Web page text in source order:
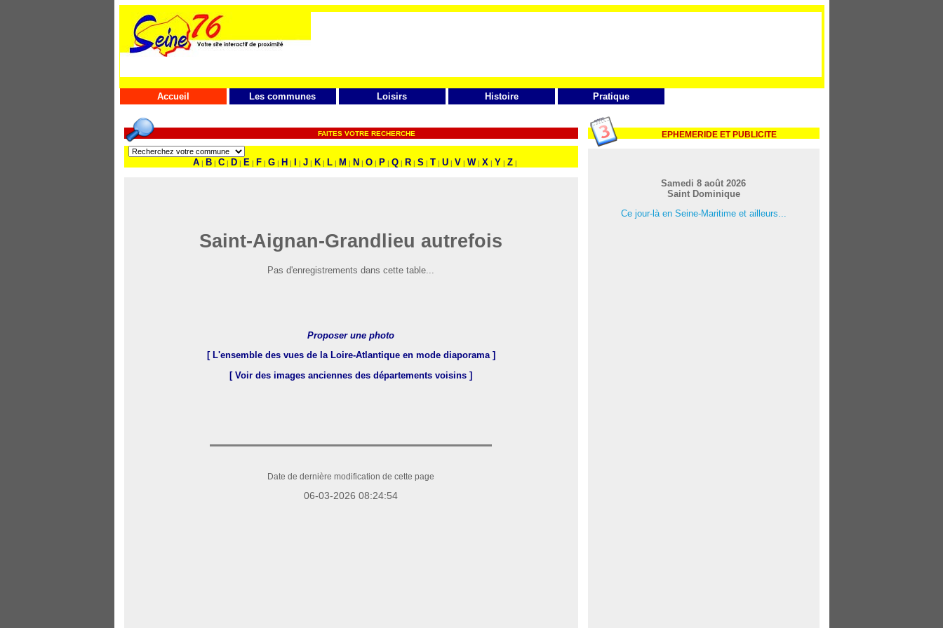
Accueil Les communes Loisirs Histoire Pratique
FAITES VOTRE RECHERCHE
A | B | C | D | E | F | G | H | | J | K | L | M | N | O | P | Q | R | S | T | U | V | W | X | Y | Z |
Saint-Aignan-Grandlieu autrefois
Pas d'enregistrements dans cette table...
Proposer une photo
[ L'ensemble des vues de la Loire-Atlantique en mode diaporama ]
[ Voir des images anciennes des départements voisins ]
Date de dernière modification de cette page
06-03-2026 08:24:54
EPHEMERIDE ET PUBLICITE
Samedi 8 août 2026
Saint Dominique
Ce jour-là en Seine-Maritime et ailleurs...